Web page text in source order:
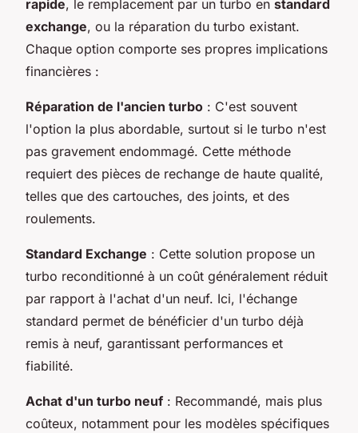
rapide, le remplacement par un turbo en standard
exchange, ou la réparation du turbo existant.
Chaque option comporte ses propres implications
financières :
Réparation de l'ancien turbo : C'est souvent
l'option la plus abordable, surtout si le turbo n'est
pas gravement endommagé. Cette méthode
requiert des pièces de rechange de haute qualité,
telles que des cartouches, des joints, et des
roulements.
Standard Exchange : Cette solution propose un
turbo reconditionné à un coût généralement réduit
par rapport à l'achat d'un neuf. Ici, l'échange
standard permet de bénéficier d'un turbo déjà
remis à neuf, garantissant performances et
fiabilité.
Achat d'un turbo neuf : Recommandé, mais plus
coûteux, notamment pour les modèles spécifiques